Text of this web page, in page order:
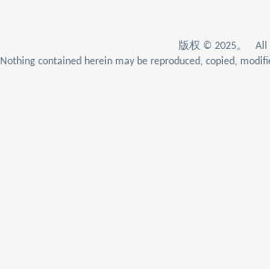
版权 © 2025。 All
Nothing contained herein may be reproduced, copied,